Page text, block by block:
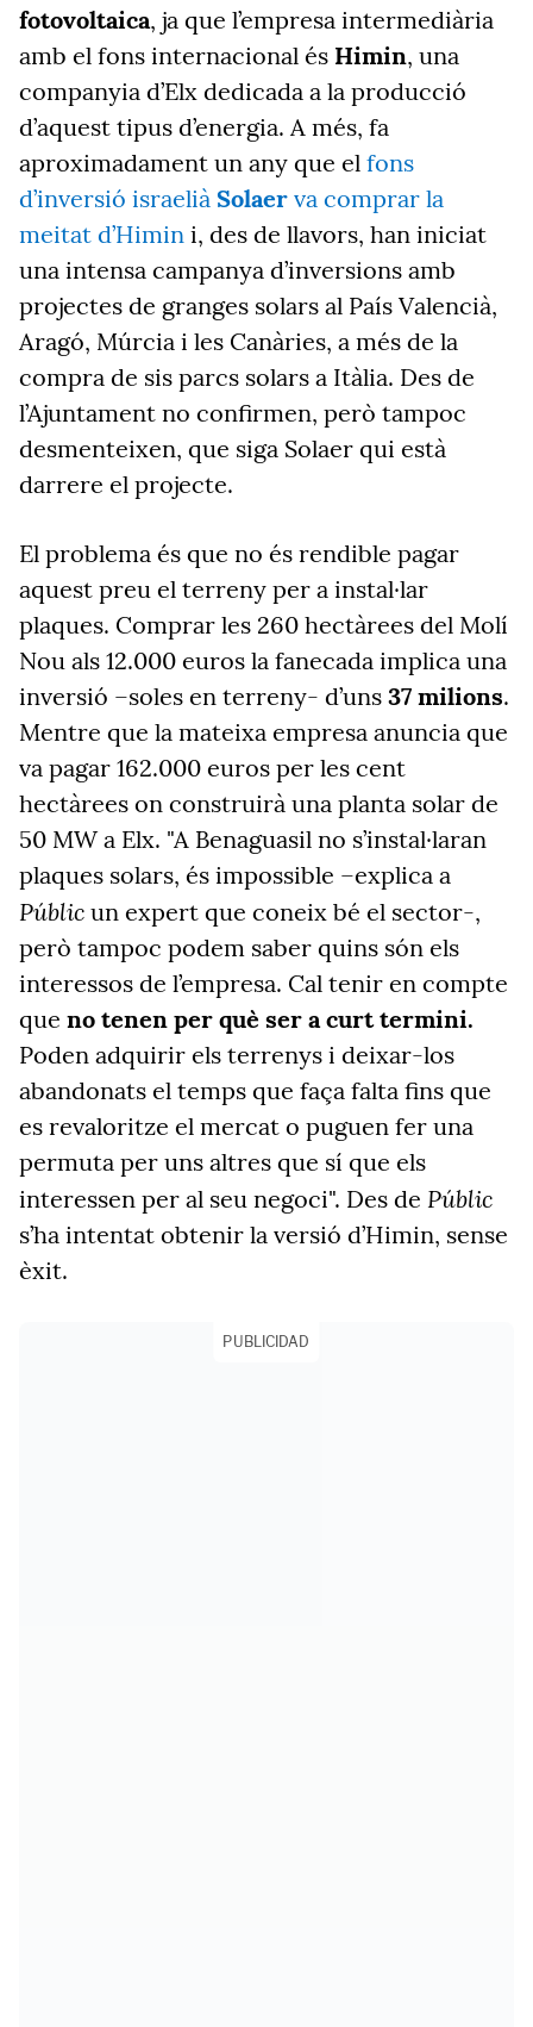
fotovoltaica, ja que l’empresa intermediària
amb el fons internacional és Himin, una
companyia d’Elx dedicada a la producció
d’aquest tipus d’energia. A més, fa
aproximadament un any que el fons
d’inversió israelià Solaer va comprar la
meitat d’Himin i, des de llavors, han iniciat
una intensa campanya d’inversions amb
projectes de granges solars al País Valencià,
Aragó, Múrcia i les Canàries, a més de la
compra de sis parcs solars a Itàlia. Des de
l’Ajuntament no confirmen, però tampoc
desmenteixen, que siga Solaer qui està
darrere el projecte.
El problema és que no és rendible pagar
aquest preu el terreny per a instal·lar
plaques. Comprar les 260 hectàrees del Molí
Nou als 12.000 euros la fanecada implica una
inversió –soles en terreny- d’uns 37 milions.
Mentre que la mateixa empresa anuncia que
va pagar 162.000 euros per les cent
hectàrees on construirà una planta solar de
50 MW a Elx. "A Benaguasil no s’instal·laran
plaques solars, és impossible –explica a
Públic un expert que coneix bé el sector-,
però tampoc podem saber quins són els
interessos de l’empresa. Cal tenir en compte
que no tenen per què ser a curt termini.
Poden adquirir els terrenys i deixar-los
abandonats el temps que faça falta fins que
es revaloritze el mercat o puguen fer una
permuta per uns altres que sí que els
interessen per al seu negoci". Des de Públic
s’ha intentat obtenir la versió d’Himin, sense
èxit.
PUBLICIDAD